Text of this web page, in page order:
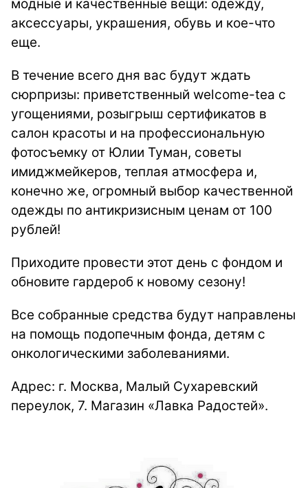
модные и качественные вещи: одежду,
аксессуары, украшения, обувь и кое-что
еще.
В течение всего дня вас будут ждать
сюрпризы: приветственный welcome-tea с
угощениями, розыгрыш сертификатов в
салон красоты и на профессиональную
фотосъемку от Юлии Туман, советы
имиджмейкеров, теплая атмосфера и,
конечно же, огромный выбор качественной
одежды по антикризисным ценам от 100
рублей!
Приходите провести этот день с фондом и
обновите гардероб к новому сезону!
Все собранные средства будут направлены
на помощь подопечным фонда, детям с
онкологическими заболеваниями.
Адрес: г. Москва, Малый Сухаревский
переулок, 7. Магазин «Лавка Радостей».